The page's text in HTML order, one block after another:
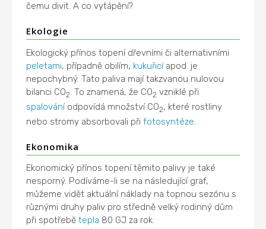
čemu divit. A co vytápění?
Ekologie
Ekologický přínos topení dřevními či alternativními
peletami, případně obilím, kukuřicíapod. je
nepochybný. Tato paliva mají takzvanou nulovou
bilanci CO2 . To znamená, že CO2 vzniklé při
spalováníodpovídá množství CO2, které rostliny
nebo stromy absorbovali přifotosyntéze
Ekonomika
Ekonomický přínos topení těmito palivy je také
nesporný. Podíváme-li se na následující graf,
můžeme vidět aktuální náklady na topnou sezónu s
různými druhy paliv pro středně velký rodinný dům
při spotřebětepla 80 GJ za rok.